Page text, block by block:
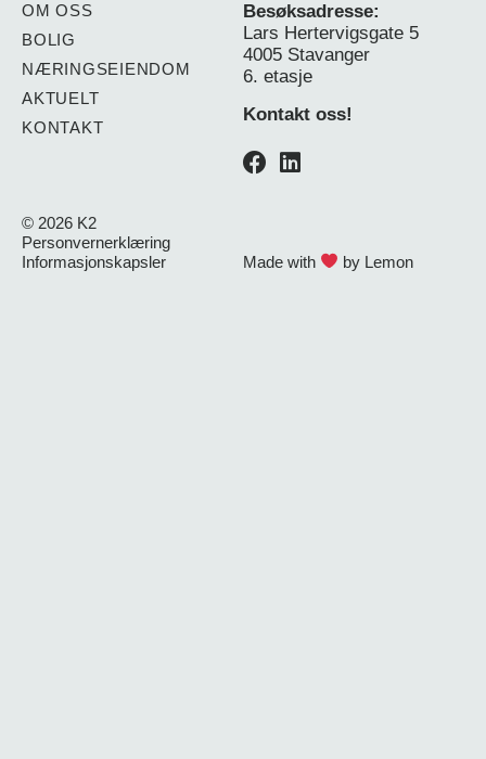
OM OSS
BOLIG
NÆRINGSEIENDOM
AKTUELT
KONTAKT
Besøksadresse:
Lars Hertervigsgate 5
4005 Stavanger
6. etasje
Kontakt oss!
© 2026 K2
Personvernerklæring
Informasjonskapsler
Made with by Lemon